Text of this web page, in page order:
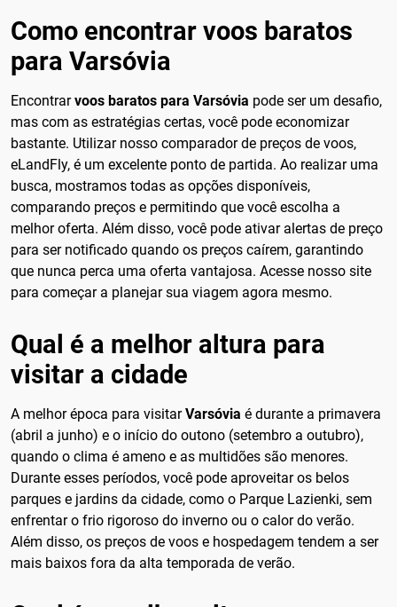
Como encontrar voos baratos
para Varsóvia
Encontrarvoos baratos para Varsóvia pode ser um desafio,
mas com as estratégias certas, você pode economizar
bastante. Utilizar nosso comparador de preços de voos,
eLandFly, é um excelente ponto de partida. Ao realizar uma
busca, mostramos todas as opções disponíveis,
comparando preços e permitindo que você escolha a
melhor oferta. Além disso, você pode ativar alertas de preço
para ser notificado quando os preços caírem, garantindo
que nunca perca uma oferta vantajosa. Acesse nosso site
para começar a planejar sua viagem agora mesmo.
Qual é a melhor altura para
visitar a cidade
A melhor época para visitarVarsóvia é durante a primavera
(abril a junho) e o início do outono (setembro a outubro),
quando o clima é ameno e as multidões são menores.
Durante esses períodos, você pode aproveitar os belos
parques e jardins da cidade, como o Parque Lazienki, sem
enfrentar o frio rigoroso do inverno ou o calor do verão.
Além disso, os preços de voos e hospedagem tendem a ser
mais baixos fora da alta temporada de verão.